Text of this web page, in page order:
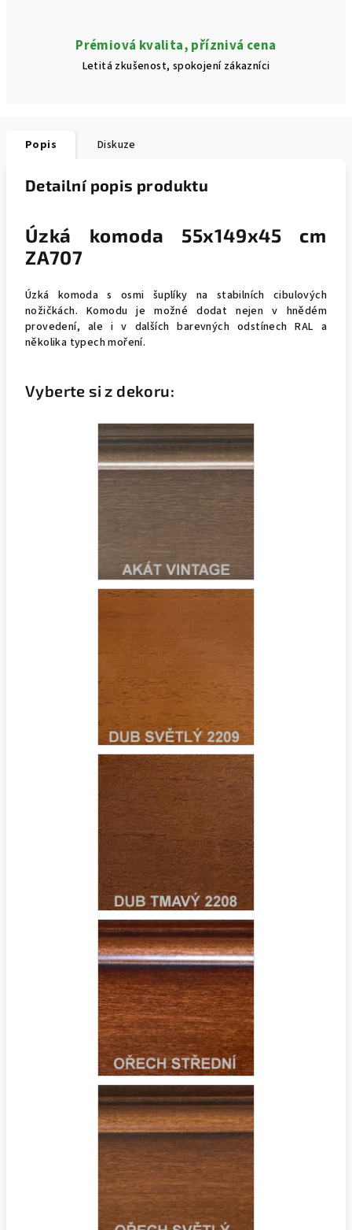
Prémiová kvalita, příznivá cena
Letitá zkušenost, spokojení zákazníci
Popis Diskuze
Detailní popis produktu
Úzká komoda 55x149x45 cm
ZA707
Úzká komoda s osmi šuplíky na stabilních cibulových
nožičkách. Komodu je možné dodat nejen v hnědém
provedení, ale i v dalších barevných odstínech RAL a
několika typech moření.
Vyberte si z dekoru: